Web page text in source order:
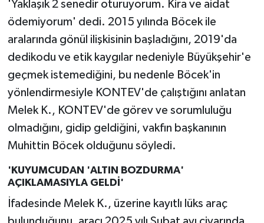
'Yaklaşık 2 senedir oturuyorum. Kira ve aidat
ödemiyorum' dedi. 2015 yılında Böcek ile
aralarında gönül ilişkisinin başladığını, 2019'da
dedikodu ve etik kaygılar nedeniyle Büyükşehir'e
geçmek istemediğini, bu nedenle Böcek'in
yönlendirmesiyle KONTEV'de çalıştığını anlatan
Melek K., KONTEV'de görev ve sorumluluğu
olmadığını, gidip geldiğini, vakfın başkanının
Muhittin Böcek olduğunu söyledi.
'KUYUMCUDAN 'ALTIN BOZDURMA'
AÇIKLAMASIYLA GELDİ'
İfadesinde Melek K., üzerine kayıtlı lüks araç